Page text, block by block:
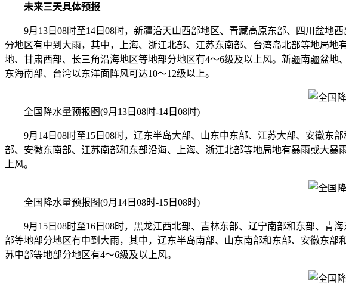
未来三天具体预报
9月13日08时至14日08时，新疆沿天山西部地区、青藏高原东部、四川盆地
分地区有中到大雨，其中，上海、浙江北部、江苏东南部、台湾岛北部等地局
地、甘肃西部、长三角沿海地区等地部分地区有4～6级及以上风。新疆南疆盆
东海南部、台湾以东洋面阵风可达10～12级以上。
全国降水量预报图(9月13日08时-14日08时)
9月14日08时至15日08时，辽东半岛大部、山东中东部、江苏大部、安徽东
部、安徽东南部、江苏南部和东部沿海、上海、浙江北部等地局地有暴雨或大暴
上风。
全国降水量预报图(9月14日08时-15日08时)
9月15日08时至16日08时，黑龙江西北部、吉林东部、辽宁南部和东部、青
部等地部分地区有中到大雨，其中，辽东半岛南部、山东南部和东部、安徽东
苏中部等地部分地区有4～6级及以上风。